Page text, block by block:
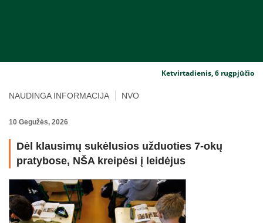
Ketvirtadienis, 6 rugpjūčio
NAUDINGA INFORMACIJA NVO
10 Gegužės, 2026
Dėl klausimų sukėlusios užduoties 7-okų
pratybose, NŠA kreipėsi į leidėjus